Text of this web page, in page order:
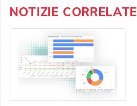
NOTIZIE CORRELATE